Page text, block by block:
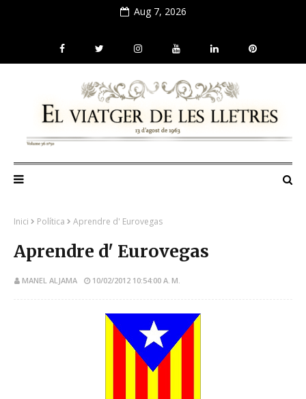
Aug 7, 2026
Inici Política Aprendre d' Eurovegas
Aprendre d' Eurovegas
MANEL ALJAMA 10/02/2012 10:54:00 A. M.